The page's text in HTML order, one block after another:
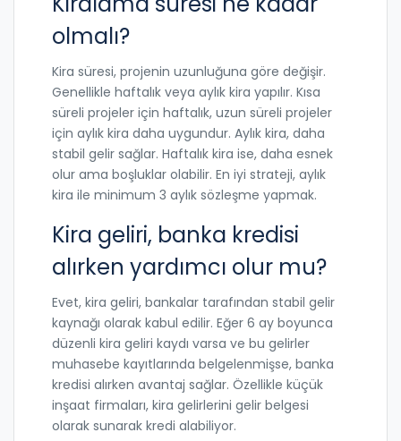
olmalı?
Kira süresi, projenin uzunluğuna göre değişir.
Genellikle haftalık veya aylık kira yapılır. Kısa
süreli projeler için haftalık, uzun süreli projeler
için aylık kira daha uygundur. Aylık kira, daha
stabil gelir sağlar. Haftalık kira ise, daha esnek
olur ama boşluklar olabilir. En iyi strateji, aylık
kira ile minimum 3 aylık sözleşme yapmak.
Kira geliri, banka kredisi
alırken yardımcı olur mu?
Evet, kira geliri, bankalar tarafından stabil gelir
kaynağı olarak kabul edilir. Eğer 6 ay boyunca
düzenli kira geliri kaydı varsa ve bu gelirler
muhasebe kayıtlarında belgelenmişse, banka
kredisi alırken avantaj sağlar. Özellikle küçük
inşaat firmaları, kira gelirlerini gelir belgesi
olarak sunarak kredi alabiliyor.